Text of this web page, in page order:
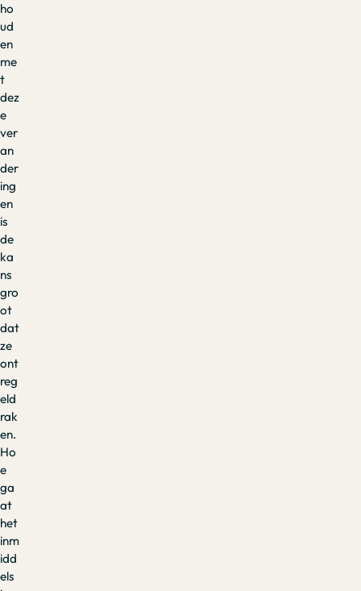
ho
ud
en
me
t
dez
e
ver
an
der
ing
en
is
de
ka
ns
gro
ot
dat
ze
ont
reg
eld
rak
en.
Ho
e
ga
at
het
inm
idd
els